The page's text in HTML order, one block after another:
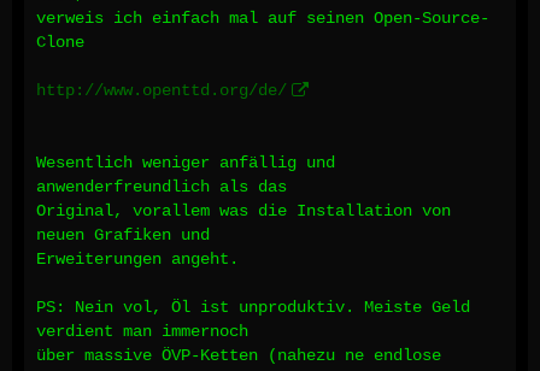
verweis ich einfach mal auf seinen Open-Source-
Clone
http://www.openttd.org/de/
Wesentlich weniger anfällig und
anwenderfreundlich als das
Original, vorallem was die Installation von
neuen Grafiken und
Erweiterungen angeht.
PS: Nein vol, Öl ist unproduktiv. Meiste Geld
verdient man immernoch
über massive ÖVP-Ketten (nahezu ne endlose